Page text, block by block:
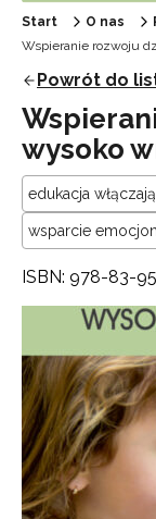
Start O nas
Wspieranie rozwoju
Powrót do
wysoko
edukacja
wsparcie
ISBN: 978-83-